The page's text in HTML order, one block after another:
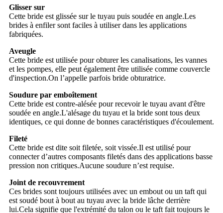
Glisser sur
Cette bride est glissée sur le tuyau puis soudée en angle.Les
brides à enfiler sont faciles à utiliser dans les applications
fabriquées.
Aveugle
Cette bride est utilisée pour obturer les canalisations, les vannes
et les pompes, elle peut également être utilisée comme couvercle
d'inspection.On l’appelle parfois bride obturatrice.
Soudure par emboîtement
Cette bride est contre-alésée pour recevoir le tuyau avant d'être
soudée en angle.L'alésage du tuyau et la bride sont tous deux
identiques, ce qui donne de bonnes caractéristiques d'écoulement.
Fileté
Cette bride est dite soit filetée, soit vissée.Il est utilisé pour
connecter d’autres composants filetés dans des applications basse
pression non critiques.Aucune soudure n’est requise.
Joint de recouvrement
Ces brides sont toujours utilisées avec un embout ou un taft qui
est soudé bout à bout au tuyau avec la bride lâche derrière
lui.Cela signifie que l'extrémité du talon ou le taft fait toujours le